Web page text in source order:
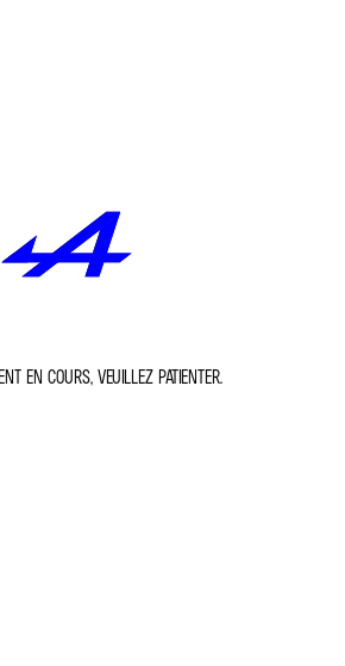
EN COURS, VEUILLEZ PATIENTER.